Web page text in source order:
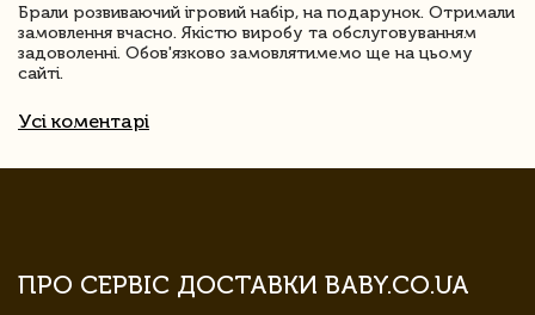
Брали розвиваючий ігровий набір, на подарунок. Отримали
замовлення вчасно. Якістю виробу та обслуговуванням
задоволенні. Обов'язково замовлятимемо ще на цьому
сайті.
Усі коментарі
ПРО СЕРВІС ДОСТАВКИ BABY.CO.UA